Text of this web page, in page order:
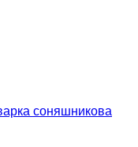
соняшникова